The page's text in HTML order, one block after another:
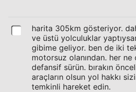
harita 305km gösteriyor.
ve üstü yolculuklar
gibime geliyor. ben de iki
motorsuz olanından. her ne
defansif sürün. bırakın
araçların olsun yol hakkı
temkinli hareket edin.